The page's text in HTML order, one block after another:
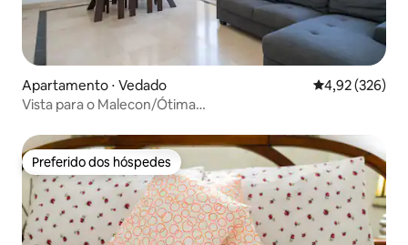
Apartamento ⋅ Vedado 4,92 de uma
4,92 (326)
Vista para o Malecon/Ótima
Preferido dos hóspedes
Preferido dos hóspedes